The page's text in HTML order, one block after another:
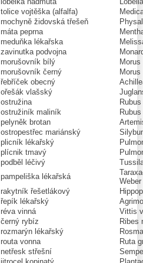
tolice vojtěška (alfalfa)
mochyně židovská třešeň
máta peprna
meduňka lékařska
zavinutka podvojna
morušovník bílý
Morus
morušovník černý
Morus
řebříček obecný
ořešák vlašský
ostružina
ostružiník maliník
pelyněk brotan
ostropestřec mariánský
plicník lékařský
plícnik tmavý
podběl léčivý
pampeliška lékařská
Weber
rakytník řešetlákový
řepík lékařský
réva vinná
Vittis
černý rybíz
Ribes
rozmarýn lékařský
routa vonna
Ruta
netřesk střešní
jitrocel kopinatý